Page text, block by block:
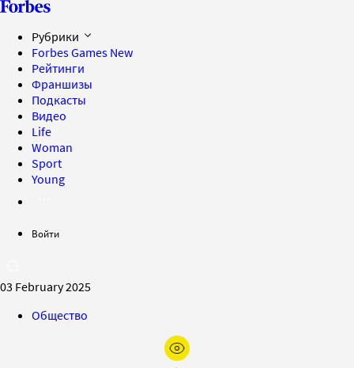
Рубрики
Forbes Games New
Рейтинги
Франшизы
Подкасты
Видео
Life
Woman
Sport
Young
Войти
03 February 2025
Общество